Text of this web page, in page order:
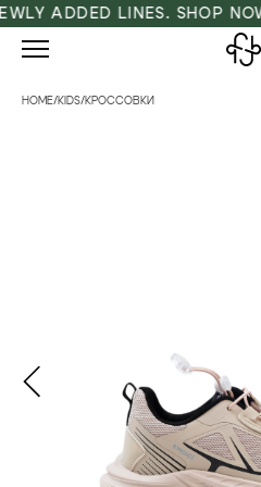
ADDED LINES. SHOP NOW
HOME/KIDS/КРОССОВКИ